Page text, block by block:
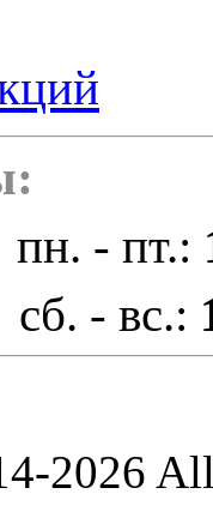
пн. - пт.:
сб. - вс.:
2026